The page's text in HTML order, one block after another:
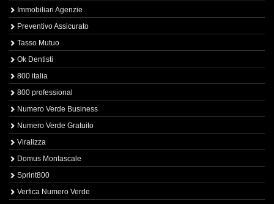
Immobiliari Agenzie
Preventivo Assicurato
Tasso Mutuo
Ok Dentisti
800 italia
800 professional
Numero Verde Business
Numero Verde Gratuito
Viralizza
Domus Montascale
Sprint800
Verfica Numero Verde